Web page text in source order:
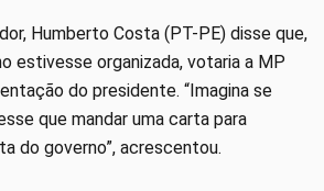
Humberto Costa (PT-PE) disse que,
estivesse organizada, votaria a MP
do presidente. “Imagina se
que mandar uma carta para
do governo”, acrescentou.